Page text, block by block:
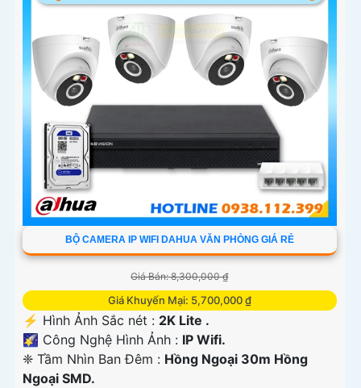
BỘ CAMERA IP WIFI DAHUA VĂN PHÒNG GIÁ RẺ
Giá Bán: 8,300,000 ₫
Giá Khuyến Mại: 5,700,000 ₫
️⚡ Hình Ảnh Sắc nét : 2K Lite .
🌠 Công Nghệ Hình Ảnh : IP Wifi.
❈ Tầm Nhìn Ban Đêm : Hồng Ngoại 30m Hồng
Ngoại SMD.